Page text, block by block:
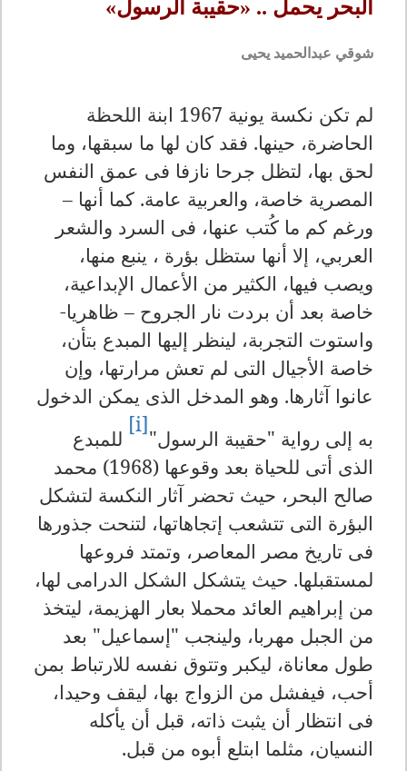
البحر يحمل .. «حقيبة الرسول»
شوقي عبدالحميد يحيى
لم تكن نكسة يونية 1967 ابنة اللحظة
الحاضرة، حينها. فقد كان لها ما سبقها، وما
لحق بها، لتظل جرحا نازفا فى عمق النفس
المصرية خاصة، والعربية عامة. كما أنها –
ورغم كم ما كُتب عنها، فى السرد والشعر
العربي، إلا أنها ستظل بؤرة ، ينبع منها،
ويصب فيها، الكثير من الأعمال الإبداعية،
خاصة بعد أن بردت نار الجروح – ظاهريا-
واستوت التجربة، لينظر إليها المبدع بتأن،
خاصة الأجيال التى لم تعش مرارتها، وإن
عانوا آثارها. وهو المدخل الذى يمكن الدخول
به إلى رواية "حقيبة الرسول"
[i]
للمبدع
الذى أتى للحياة بعد وقوعها (1968) محمد
صالح البحر، حيث تحضر آثار النكسة لتشكل
البؤرة التى تتشعب إتجاهاتها، لتنحت جذورها
فى تاريخ مصر المعاصر، وتمتد فروعها
لمستقبلها. حيث يتشكل الشكل الدرامى لها،
من إبراهيم العائد محملا بعار الهزيمة، ليتخذ
من الجبل مهربا، ولينجب "إسماعيل" بعد
طول معاناة، ليكبر وتتوق نفسه للارتباط بمن
أحب، فيفشل من الزواج بها، ليقف وحيدا،
فى انتظار أن يثبت ذاته، قبل أن يأكله
النسيان، مثلما ابتلع أبوه من قبل.